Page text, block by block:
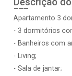
Apartamento 3
- 3 dormitórios
- Banheiros com
- Living;
- Sala de jantar;